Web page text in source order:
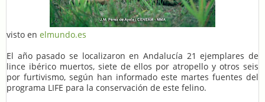
visto en elmundo.es
El año pasado se localizaron en Andalucía 21 ejemplares de
lince ibérico muertos, siete de ellos por atropello y otros seis
por furtivismo, según han informado este martes fuentes del
programa LIFE para la conservación de este felino.